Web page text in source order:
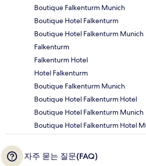
Boutique Falkenturm Munich
Boutique Hotel Falkenturm
Boutique Hotel Falkenturm Munich
Falkenturm
Falkenturm Hotel
Hotel Falkenturm
Boutique Falkenturm Munich
Boutique Hotel Falkenturm Hotel
Boutique Hotel Falkenturm Munich
Boutique Hotel Falkenturm Hotel
자주 묻는 질문(FAQ)